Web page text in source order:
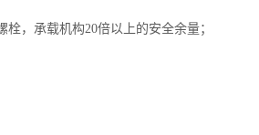
栓，承载机构20倍以上的安全余量；